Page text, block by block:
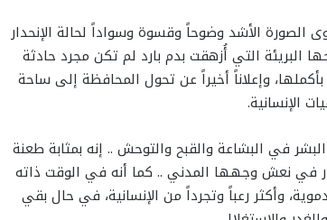
الأشد وضوحاً وقسوة وسواداً لحالة الإنحدار
البريئة التي أُزهقت بدم بارد لم تكن مجرد حادثة
وإعلاناً أخيراً عن تحول المحافظة إلى ساحة
الإنسانية.
في البشاعة والقبح والتوحش .. إنه بمثابة طعنة
في نعش وجهها المدني .. كما أنه في الوقت ذاته
وأكثر رعباً وتجرداً من الإنسانية، في حال بقي